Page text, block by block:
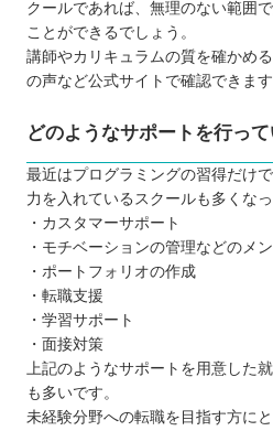
クールであれば、無理のない範囲
ことができるでしょう。
講師やカリキュラムの質を確かめ
の声など公式サイトで確認できます
どのようなサポートを行っ
最近はプログラミングの習得だけ
力を入れているスクールも多くなっ
・カスタマーサポート
・モチベーションの管理などのメ
・ポートフォリオの作成
・転職支援
・学習サポート
・面接対策
上記のようなサポートを用意した
も多いです。
未経験分野への転職を目指す方に